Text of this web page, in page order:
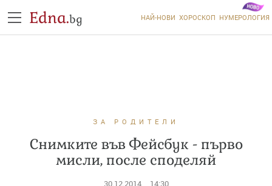
Edna.bg НАЙ-НОВИ ХОРОСКОП НУМЕРОЛОГИЯ
ЗА РОДИТЕЛИ
Снимките във Фейсбук - първо
мисли, после споделяй
30.12.2014 14:30